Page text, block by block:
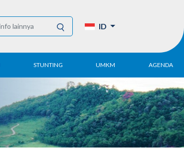
ID
STUNTING UMKM
UMKM DPN Apindo
APINDO UMKM
Akademi
Kegiatan
DPN/DPP/DPK
AGENDA